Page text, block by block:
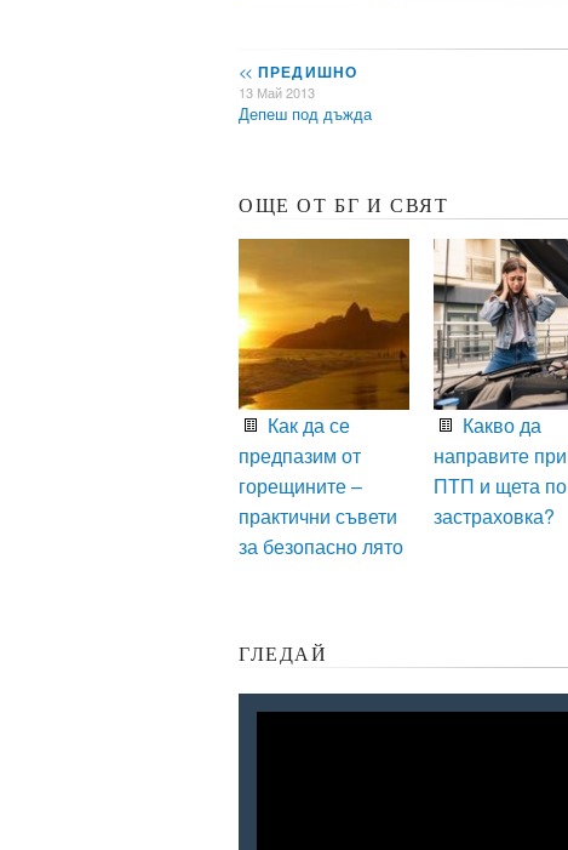
<< ПРЕДИШНО
13 Май 2013
Депеш под дъжда
ОЩЕ ОТ БГ И СВЯТ
Как да се
предпазим от
горещините –
практични съвети
за безопасно лято
Какво да
направите при
ПТП и щета по
застраховка?
ГЛЕДАЙ